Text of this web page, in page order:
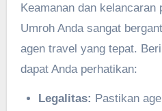
Keamanan dan kelancaran
Umroh Anda sangat
agen travel yang tepat.
dapat Anda perhatikan:
Legalitas: Pastikan